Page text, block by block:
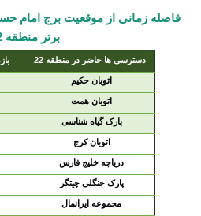
فاصله زمانی از موقعیت برج امام
برتر منطقه 22
دسترسی ها حاضر در منطقه 22
اتوبان حکیم
اتوبان همت
پارک گیاه شناسی
اتوبان کرج
دریاچه خلیج فارس
پارک جنگلی چیتگر
مجموعه ایرانمال